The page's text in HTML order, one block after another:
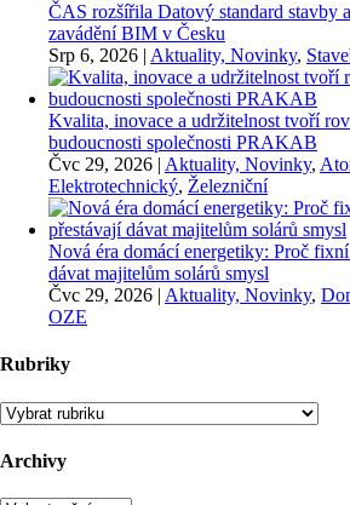
ČAS rozšířila Datový standard stavby
zavádění BIM v Česku
Srp 6, 2026 | Aktuality, Novinky,
Kvalita, inovace a udržitelnost tvoří
budoucnosti společnosti PRAKAB
Čvc 29, 2026 | Aktuality, Novinky,
Elektrotechnický, Železniční
Nová éra domácí energetiky: Proč
dávat majitelům solárů smysl
Čvc 29, 2026 | Aktuality, Novinky,
OZE
Rubriky
Rubriky
Archivy